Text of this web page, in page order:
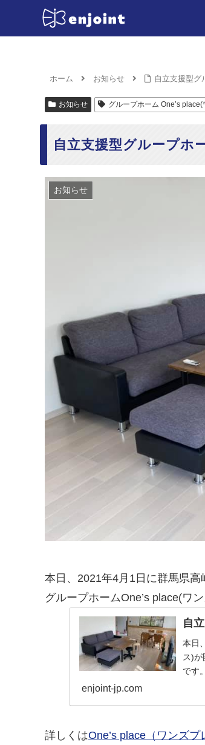
ホーム お知らせ 自立支援型グ
お知らせ グループホーム One’s
自立支援型グループホ
お知らせ
本日、2021年4月1日に群馬県高
グループホームOne’s place(ワ
自
本日
ス)
です
enjoint-jp.com
詳しくはOne’s place（ワンズプ